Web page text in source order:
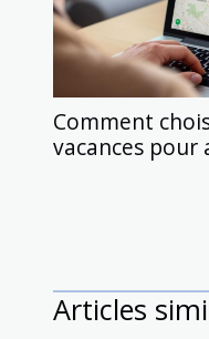
Comment
vacances pour
Articles